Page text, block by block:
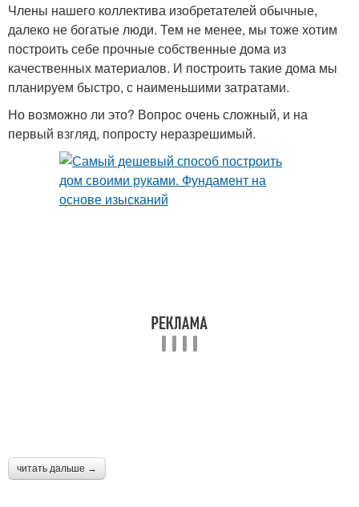
Члены нашего коллектива изобретателей обычные,
далеко не богатые люди. Тем не менее, мы тоже хотим
построить себе прочные собственные дома из
качественных материалов. И построить такие дома мы
планируем быстро, с наименьшими затратами.
Но возможно ли это? Вопрос очень сложный, и на
первый взгляд, попросту неразрешимый.
читать дальше →